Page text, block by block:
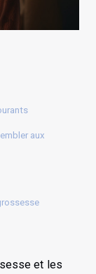
aux
et les